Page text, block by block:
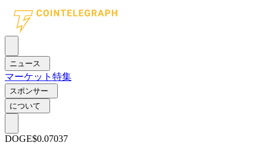
ニュース
マーケット 特集
スポンサー
について
DOGE$0.07037